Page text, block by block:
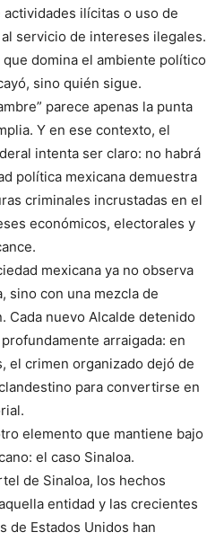
ilícitas o uso de
servicio de intereses ilegales.
domina el ambiente político
sino quién sigue.
parece apenas la punta
Y en ese contexto, el
intenta ser claro: no habrá
política mexicana demuestra
criminales incrustadas en el
económicos, electorales y
mexicana ya no observa
sino con una mezcla de
Cada nuevo Alcalde detenido
arraigada: en
el crimen organizado dejó de
para convertirse en
elemento que mantiene bajo
el caso Sinaloa.
de Sinaloa, los hechos
entidad y las crecientes
de Estados Unidos han